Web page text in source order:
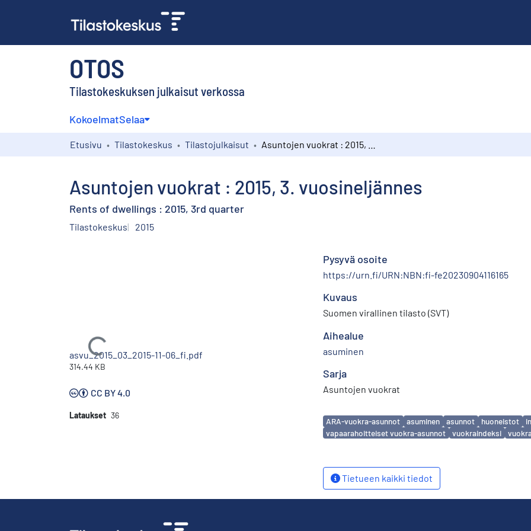
OTOS
Tilastokeskuksen julkaisut verkossa
KokoelmatSelaa
Etusivu Tilastokeskus Tilastojulkaisut
Asuntojen vuokrat : 2015, 3. vuosineljännes
Rents of dwellings : 2015, 3rd quarter
Tilastokeskus 2015
Ladataan...
asvu_2015_03_2015-11-06_fi.pdf
314.44 KB
CC BY 4.0
Lataukset 36
Pysyvä osoite
https://urn.fi/URN:NBN:fi-fe20230904116165
Kuvaus
Suomen virallinen tilasto (SVT)
Aihealue
asuminen
Sarja
Asuntojen vuokrat
Avainsanat
ARA-vuokra-asunnot asuminen asunnot huoneistot
vapaarahoitteiset vuokra-asunnot
vuokraindeksi
Tietueen kaikki tiedot